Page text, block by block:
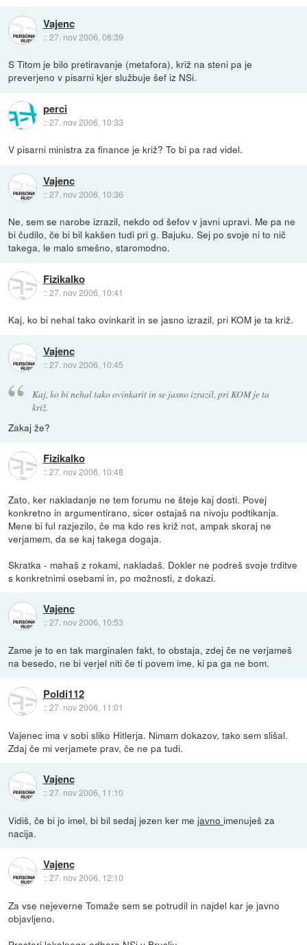
Vajenc
::27. nov 2006, 08:39
S Titom je bilo pretiravanje (metafora), križ na steni pa je
preverjeno v pisarni kjer službuje šef iz NSi.
perci
::27. nov 2006, 10:33
V pisarni ministra za finance je križ? To bi pa rad videl.
Vajenc
::27. nov 2006, 10:36
Ne, sem se narobe izrazil, nekdo od šefov v javni upravi. Me pa ne
bi čudilo, če bi bil kakšen tudi pri g. Bajuku. Sej po svoje ni to nič
takega, le malo smešno, staromodno.
Fizikalko
::27. nov 2006, 10:41
Kaj, ko bi nehal tako ovinkarit in se jasno izrazil, pri KOM je ta križ.
Vajenc
::27. nov 2006, 10:45
Kaj, ko bi nehal tako ovinkarit in se jasno izrazil, pri KOM je ta
križ.
Zakaj že?
Fizikalko
::27. nov 2006, 10:48
Zato, ker nakladanje ne tem forumu ne šteje kaj dosti. Povej
konkretno in argumentirano, sicer ostajaš na nivoju podtikanja.
Mene bi ful razjezilo, če ma kdo res križ not, ampak skoraj ne
verjamem, da se kaj takega dogaja.
Skratka - mahaš z rokami, nakladaš. Dokler ne podreš svoje trditve
s konkretnimi osebami in, po možnosti, z dokazi.
Vajenc
::27. nov 2006, 10:53
Zame je to en tak marginalen fakt, to obstaja, zdej če ne verjameš
na besedo, ne bi verjel niti če ti povem ime, ki pa ga ne bom.
Poldi112
::27. nov 2006, 11:01
Vajenec ima v sobi sliko Hitlerja. Nimam dokazov, tako sem slišal.
Zdaj če mi verjamete prav, če ne pa tudi.
Vajenc
::27. nov 2006, 11:10
Vidiš, če bi jo imel, bi bil sedaj jezen ker mejavnoimenuješ za
nacija.
Vajenc
::27. nov 2006, 12:10
Za vse nejeverne Tomaže sem se potrudil in najdel kar je javno
objavljeno.